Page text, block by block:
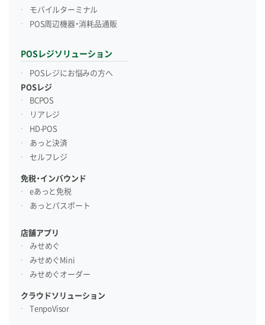
モバイルターミナル
POS周辺機器・消耗品通販
POSレジソリューション
POSレジにお悩みの方へ
POSレジ
BCPOS
リアレジ
HD-POS
あっと決済
セルフレジ
免税・インバウンド
eあっと免税
あっとパスポート
店舗アプリ
みせめぐ
みせめぐMini
みせめぐオーダー
クラウドソリューション
TenpoVisor